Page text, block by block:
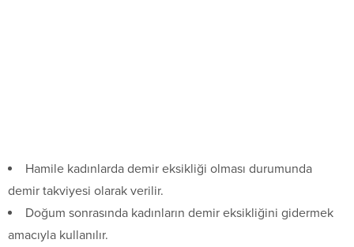
Hamile kadınlarda demir eksikliği olması durumunda
demir takviyesi olarak verilir.
Doğum sonrasında kadınların demir eksikliğini gidermek
amacıyla kullanılır.